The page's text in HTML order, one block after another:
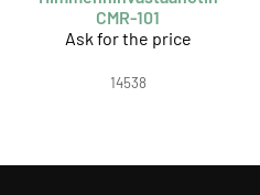
CMR-101
Ask for the price
14538